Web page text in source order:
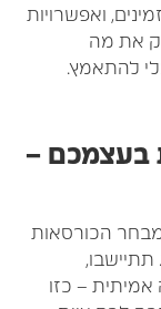
ואפשרויות
מה
–
הכורסאות
– כזו